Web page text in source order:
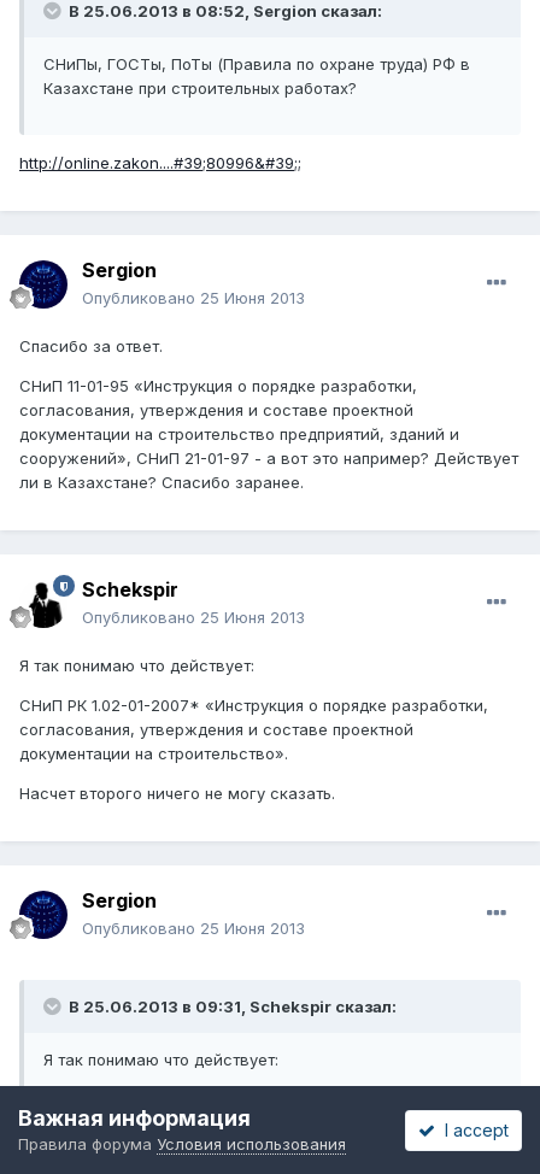
В 25.06.2013 в 08:52, Sergion сказал:
СНиПы, ГОСТы, ПоТы (Правила по охране труда) РФ в
Казахстане при строительных работах?
http://online.zakon....#39;80996&#39;;
Sergion
Опубликовано 25 Июня 2013
Спасибо за ответ.
СНиП 11-01-95 «Инструкция о порядке разработки,
согласования, утверждения и составе проектной
документации на строительство предприятий, зданий и
сооружений», СНиП 21-01-97 - а вот это например? Действует
ли в Казахстане? Спасибо заранее.
Schekspir
Опубликовано 25 Июня 2013
Я так понимаю что действует:
СНиП РК 1.02-01-2007* «Инструкция о порядке разработки,
согласования, утверждения и составе проектной
документации на строительство».
Насчет второго ничего не могу сказать.
Sergion
Опубликовано 25 Июня 2013
В 25.06.2013 в 09:31, Schekspir сказал:
Я так понимаю что действует:
разработки, согласования, утверждения и составе
проектной документации на строительство».
Важная информация
Правила форума Условия использования
I accept